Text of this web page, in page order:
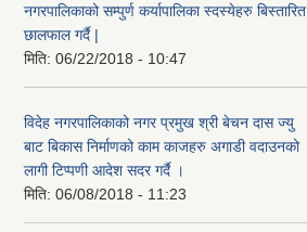
नगरपालिकाको सम्पुर्ण कर्यापालिका स्दस्येहरु बिस्तारित
छालफाल गर्दै |
मिति: 06/22/2018 - 10:47
विदेह नगरपालिकाको नगर प्रमुख श्री बेचन दास ज्यु
बाट बिकास निर्माणको काम काजहरु अगाडी वदाउनको
लागी टिप्पणी आदेश सदर गर्दै ।
मिति: 06/08/2018 - 11:23